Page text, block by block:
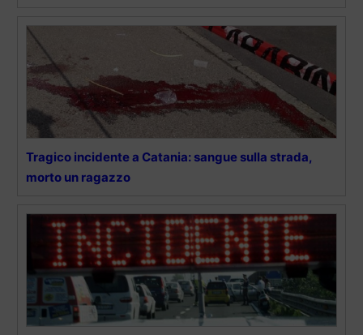
Tragico incidente a Catania: sangue sulla strada,
morto un ragazzo